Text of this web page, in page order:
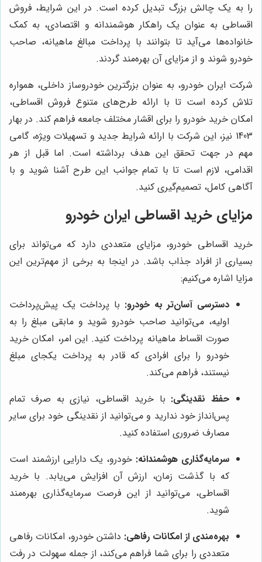
را به یک چالش بزرگ تبدیل کرده است. در این شرایط، فروش
اقساطی به عنوان یک راهکار هوشمندانه و اقتصادی، به کمک
خانواده‌ها می‌آید تا بتوانند با پرداخت مبالغ ماهیانه، صاحب
خودرو شوند و از مزایای آن بهره‌مند گردند.
شرکت ایران خودرو، به عنوان بزرگترین خودروساز داخلی، همواره
تلاش کرده است تا با ارائه طرح‌های متنوع فروش اقساطی،
امکان خرید خودرو را برای اقشار مختلف جامعه فراهم کند. در بهار
1403 نیز، این شرکت با ارائه شرایط جدید و تسهیلات ویژه، گامی
مهم در جهت تحقق این هدف برداشته است. اما قبل از هر
اقدامی، لازم است تا با تمام جوانب این طرح آشنا شوید و با
آگاهی کامل، تصمیم‌گیری کنید.
مزایای خرید اقساطی ایران خودرو
خرید اقساطی خودرو، مزایای متعددی دارد که می‌تواند برای
بسیاری از افراد جذاب باشد. در اینجا به برخی از مهم‌ترین این
مزایا اشاره می‌کنیم:
دسترسی آسان‌تر به خودرو: با پرداخت یک پیش‌پرداخت
اولیه، می‌توانید صاحب خودرو شوید و مابقی مبلغ را به
صورت اقساط ماهیانه پرداخت کنید. این امر، امکان خرید
خودرو را برای افرادی که قادر به پرداخت یکجای مبلغ
نیستند، فراهم می‌کند.
حفظ نقدینگی: با خرید اقساطی، نیازی به صرف تمام
پس‌انداز خود ندارید و می‌توانید از نقدینگی خود برای سایر
مصارف ضروری استفاده کنید.
سرمایه‌گذاری هوشمندانه: خودرو، یک دارایی ارزشمند است
که با گذشت زمان، ارزش آن افزایش می‌یابد. با خرید
اقساطی، می‌توانید از این فرصت سرمایه‌گذاری بهره‌مند
شوید.
بهره‌مندی از امکانات رفاهی: داشتن خودرو، امکانات رفاهی
متعددی را برای شما فراهم می‌کند، از جمله سهولت در رفت